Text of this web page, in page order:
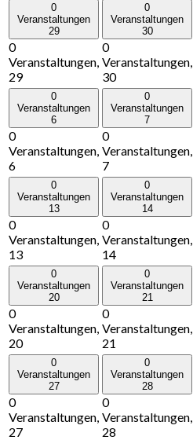
0
Veranstaltungen
29
0
Veranstaltungen,
29
0
Veranstaltungen
30
0
Veranstaltungen,
30
0
Veranstaltungen
6
0
Veranstaltungen,
6
0
Veranstaltungen
7
0
Veranstaltungen,
7
0
Veranstaltungen
13
0
Veranstaltungen,
13
0
Veranstaltungen
14
0
Veranstaltungen,
14
0
Veranstaltungen
20
0
Veranstaltungen,
20
0
Veranstaltungen
21
0
Veranstaltungen,
21
0
Veranstaltungen
27
0
Veranstaltungen,
27
0
Veranstaltungen
28
0
Veranstaltungen,
28